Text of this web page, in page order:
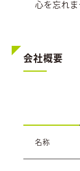
心を忘れま
会社概要
名称